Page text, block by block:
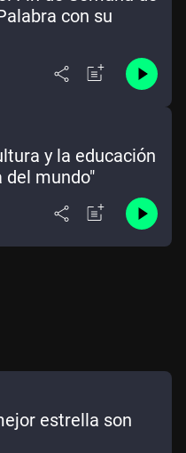
con su
y la educación
del mundo"
estrella son